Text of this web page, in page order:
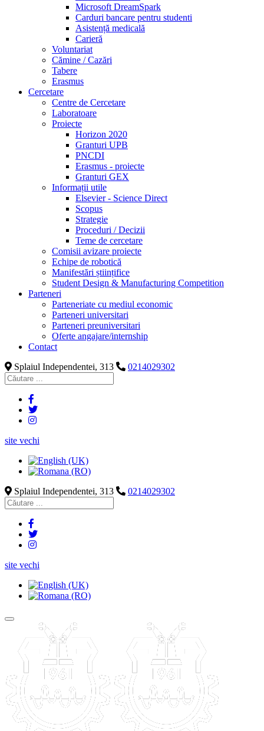
Microsoft DreamSpark
Carduri bancare pentru studenti
Asistență medicală
Carieră
Voluntariat
Cămine / Cazări
Tabere
Erasmus
Cercetare
Centre de Cercetare
Laboratoare
Proiecte
Horizon 2020
Granturi UPB
PNCDI
Erasmus - proiecte
Granturi GEX
Informații utile
Elsevier - Science Direct
Scopus
Strategie
Proceduri / Decizii
Teme de cercetare
Comisii avizare proiecte
Echipe de robotică
Manifestări științifice
Student Design & Manufacturing Competition
Parteneri
Parteneriate cu mediul economic
Parteneri universitari
Parteneri preuniversitari
Oferte angajare/internship
Contact
Splaiul Independentei, 313
0214029302
site vechi
Splaiul Independentei, 313 0214029302
site vechi